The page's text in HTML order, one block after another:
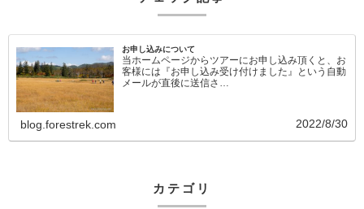
お申し込みについて
当ホームページからツアーにお申し込み頂くと、お
客様には『お申し込み受け付けました』という自動
メールが直後に送信さ…
blog.forestrek.com 2022/8/30
カテゴリ